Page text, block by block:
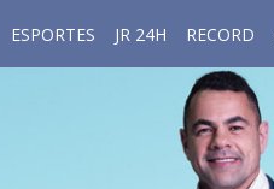
ESPORTES JR 24H RECORD